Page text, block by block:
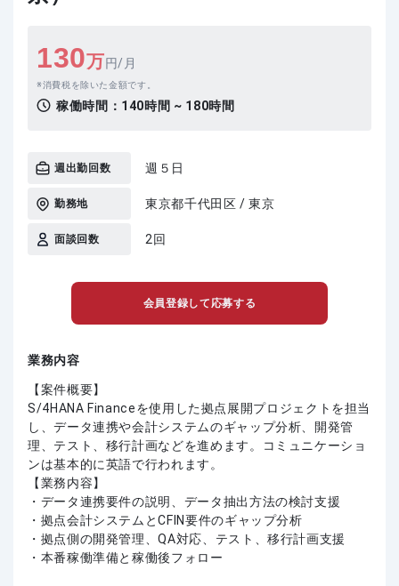
130万円/月
消費税を除いた金額です。
稼働時間： 140時間 ~ 180時間
週出勤回数 週５日
勤務地 東京都千代田区 / 東京
面談回数 2回
会員登録して応募する
業務内容
【案件概要】
S/4HANA Financeを使用した拠点展開プロジェクトを担当
し、データ連携や会計システムのギャップ分析、開発管
理、テスト、移行計画などを進めます。コミュニケーショ
ンは基本的に英語で行われます。
【業務内容】
・データ連携要件の説明、データ抽出方法の検討支援
・拠点会計システムとCFIN要件のギャップ分析
・拠点側の開発管理、QA対応、テスト、移行計画支援
・本番稼働準備と稼働後フォロー